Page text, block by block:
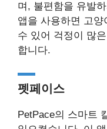
며, 불편함을 유발
앱을 사용하면 고
수 있어 걱정이 많
합니다.
펫페이스
PetPace의 스마트